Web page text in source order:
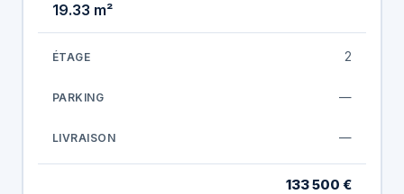
19.33 m²
2
—
—
133 500 €